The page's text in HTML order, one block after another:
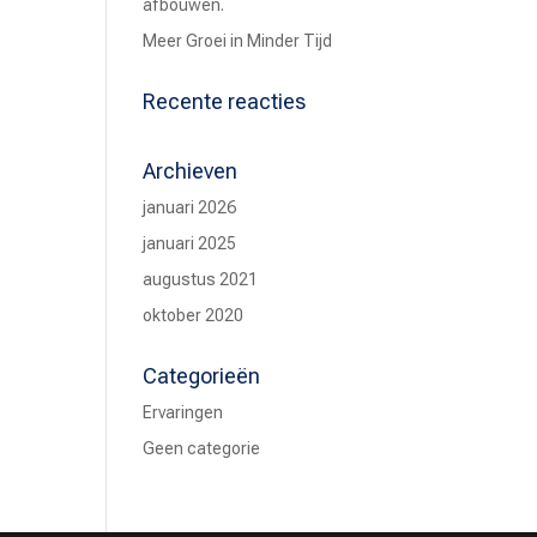
afbouwen.
Meer Groei in Minder Tijd
Recente reacties
Archieven
januari 2026
januari 2025
augustus 2021
oktober 2020
Categorieën
Ervaringen
Geen categorie